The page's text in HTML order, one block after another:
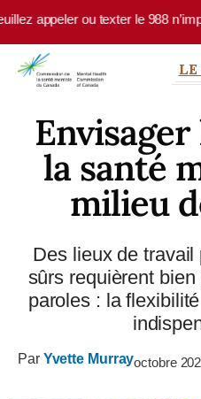
Skip to main content
ou texter le 988 n’importe
LE
Envisager
la santé
milieu
Des lieux de
sûrs requièrent
paroles : la
Par Yvette Murrayoctobre